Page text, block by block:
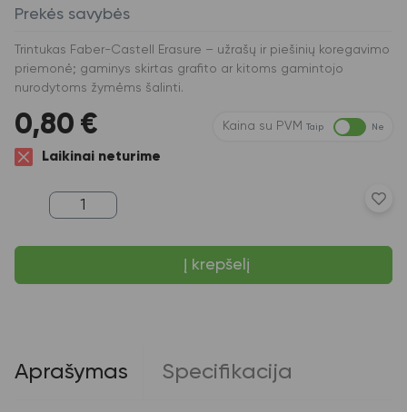
Prekės savybės
Trintukas Faber-Castell Erasure – užrašų ir piešinių koregavimo
priemonė; gaminys skirtas grafito ar kitoms gamintojo
nurodytoms žymėms šalinti.
0,80 € Kaina su PVM Taip Ne
Laikinai neturime
produkto
kiekis:
Faber-
Erasure
Į krepšelį
Aprašymas Specifikacija